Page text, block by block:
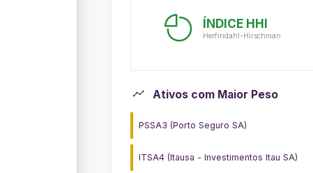
ÍNDICE HHI
Herfindahl-Hirschman
Ativos com Maior Peso
PSSA3 (Porto Seguro SA)
ITSA4 (Itausa - Investimentos Itau SA)